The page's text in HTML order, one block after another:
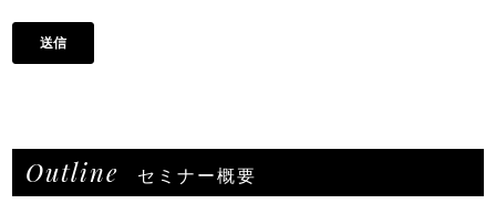
Outline セミナー概要